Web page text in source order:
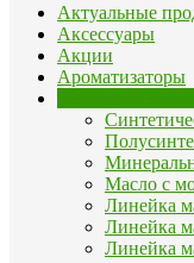
Актуальные
Аксессуары
Акции
Ароматизаторы
Масло с
Линейка
Линейка
Линейка